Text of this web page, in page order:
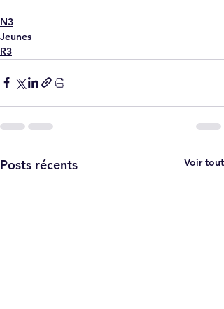
N3
Jeunes
R3
Posts récents Voir tout